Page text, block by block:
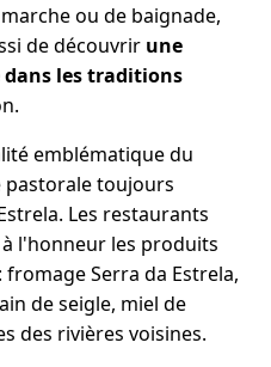
ou de baignade,
de découvrir une
les traditions
emblématique du
toujours
Les restaurants
l'honneur les produits
Serra da Estrela,
de seigle, miel de
des rivières voisines.